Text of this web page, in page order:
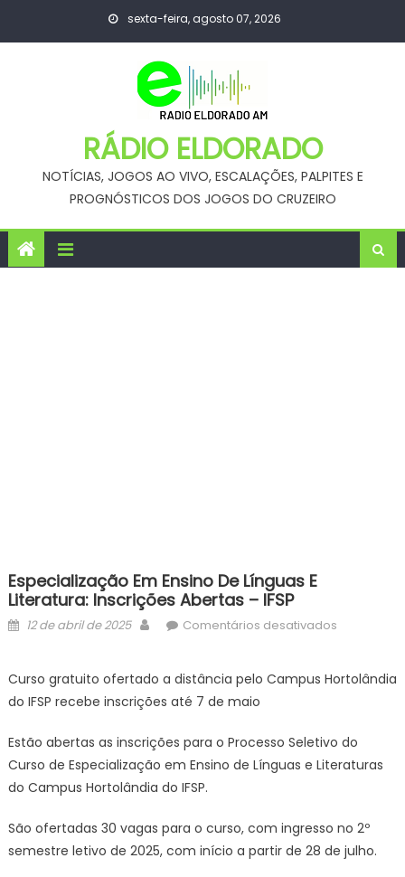
sexta-feira, agosto 07, 2026
RÁDIO ELDORADO
NOTÍCIAS, JOGOS AO VIVO, ESCALAÇÕES, PALPITES E
PROGNÓSTICOS DOS JOGOS DO CRUZEIRO
Especialização Em Ensino De Línguas E
Literatura: Inscrições Abertas – IFSP
Posted
12 de abril de 2025 AuthorComentários desativadosem
Ensino
e
Literatura:
–
IFSP
Curso gratuito ofertado a distância pelo Campus Hortolândia
do IFSP recebe inscrições até 7 de maio
Estão abertas as inscrições para o Processo Seletivo do
Curso de Especialização em Ensino de Línguas e Literaturas
do Campus Hortolândia do IFSP.
São ofertadas 30 vagas para o curso, com ingresso no 2º
semestre letivo de 2025, com início a partir de 28 de julho.